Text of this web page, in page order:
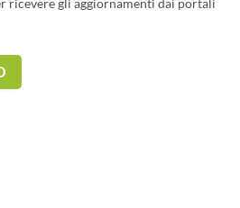
ricevere gli aggiornamenti dai portali